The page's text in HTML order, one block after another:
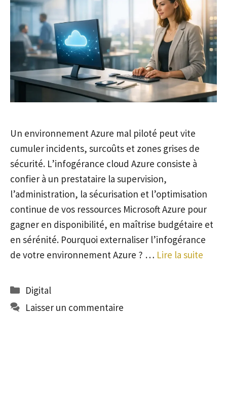
Un environnement Azure mal piloté peut vite
cumuler incidents, surcoûts et zones grises de
sécurité. L’infogérance cloud Azure consiste à
confier à un prestataire la supervision,
l’administration, la sécurisation et l’optimisation
continue de vos ressources Microsoft Azure pour
gagner en disponibilité, en maîtrise budgétaire et
en sérénité. Pourquoi externaliser l’infogérance
de votre environnement Azure ? … Lire la suite
Catégories
Digital
Laisser un commentaire